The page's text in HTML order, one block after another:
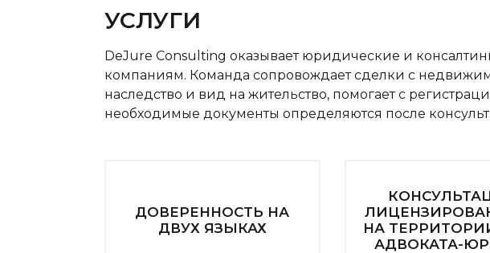
УСЛУГИ
DeJure Consulting оказывает юридические и
компаниям. Команда сопровождает сделки с
наследство и вид на жительство, помогает с
необходимые документы определяются после
ДОВЕРЕННОСТЬ НА
ДВУХ ЯЗЫКАХ
НА
АДВОКАТА-